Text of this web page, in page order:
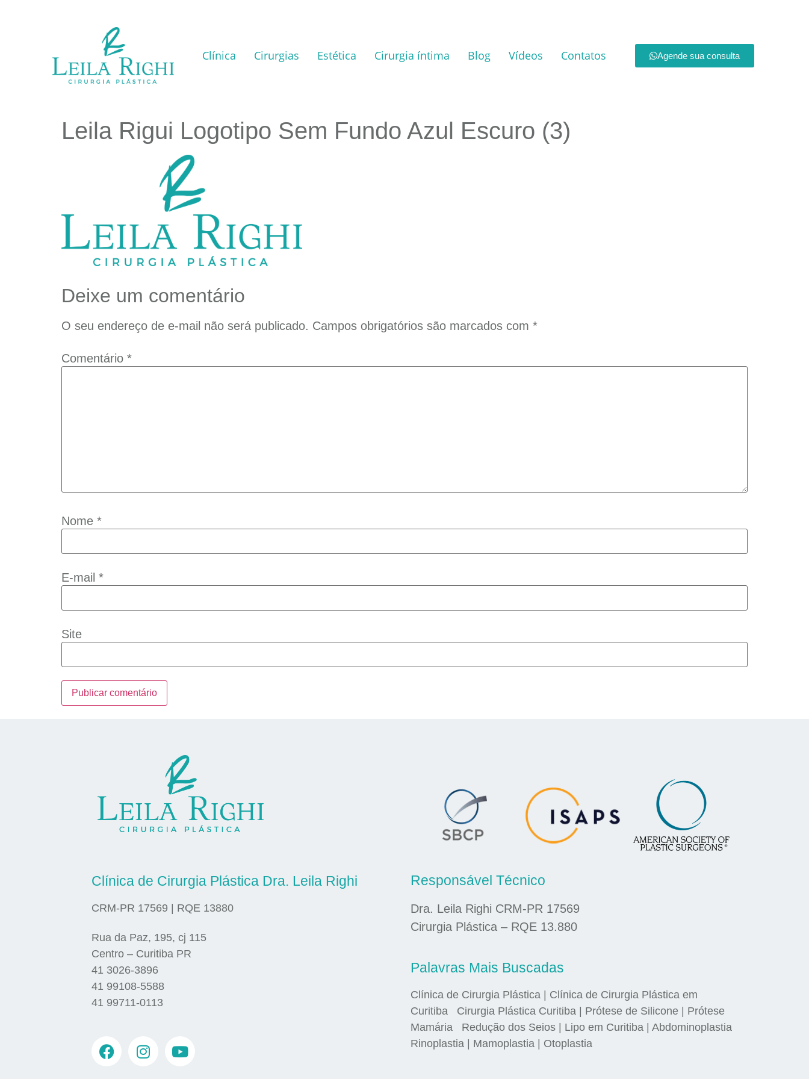
Clínica Cirurgias Estética Cirurgia íntima Blog Vídeos Contatos Agende sua consulta
Leila Rigui Logotipo Sem Fundo Azul Escuro (3)
Deixe um comentário
O seu endereço de e-mail não será publicado. Campos obrigatórios são marcados com *
Comentário *
Nome *
E-mail *
Site
Clínica de Cirurgia Plástica Dra. Leila Righi
CRM-PR 17569 | RQE 13880
Rua da Paz, 195, cj 115
Centro – Curitiba PR
41 3026-3896
41 99108-5588
41 99711-0113
Responsável Técnico
Dra. Leila Righi CRM-PR 17569
Cirurgia Plástica – RQE 13.880
Palavras Mais Buscadas
Clínica de Cirurgia Plástica | Clínica de Cirurgia Plástica em
Curitiba Cirurgia Plástica Curitiba | Prótese de Silicone | Prótese
Mamária Redução dos Seios | Lipo em Curitiba | Abdominoplastia
Rinoplastia | Mamoplastia | Otoplastia